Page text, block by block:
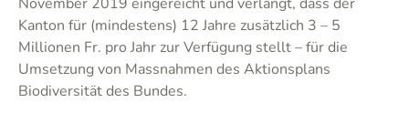
Kanton für (mindestens) 12 Jahre zusätzlich 3 – 5
Millionen Fr. pro Jahr zur Verfügung stellt – für die
Umsetzung von Massnahmen des Aktionsplans
Biodiversität des Bundes.